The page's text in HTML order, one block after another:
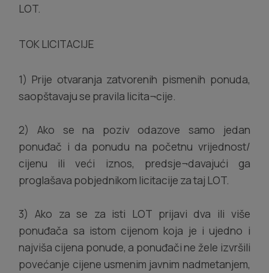
LOT.
TOK LICITACIJE
1) Prije otvaranja zatvorenih pismenih ponuda,
saopštavaju se pravila licita¬cije.
2) Ako se na poziv odazove samo jedan
ponuđač i da ponudu na početnu vrijednost/
cijenu ili veći iznos, predsje¬davajući ga
proglašava pobjednikom licitacije za taj LOT.
3) Ako za se za isti LOT prijavi dva ili više
ponuđača sa istom cijenom koja je i ujedno i
najviša cijena ponude, a ponuđači ne žele izvršili
povećanje cijene usmenim javnim nadmetanjem,